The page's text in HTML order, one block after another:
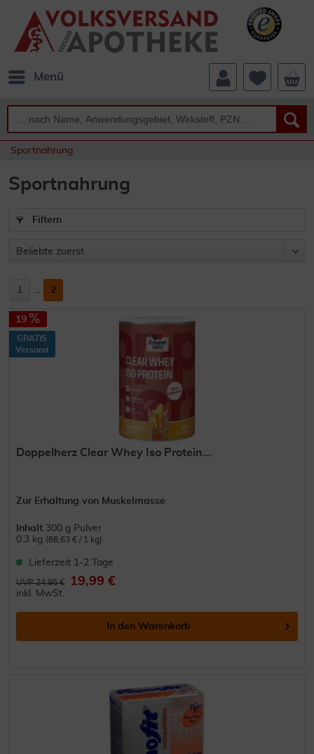
Menü
Sportnahrung
Sportnahrung
Filtern
1 ... 2
19
GRATIS
Versand
Doppelherz Clear Whey Iso Protein...
Zur Erhaltung von Muskelmasse
Inhalt 300 g Pulver
0.3 kg (66,63 € / 1 kg)
Lieferzeit 1-2 Tage
UVP 24,95 € 19,99 €
inkl. MwSt.
In den Warenkorb